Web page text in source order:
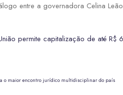
entre a governadora Celina
permite capitalização de até R$
o maior encontro jurídico multidisciplinar do país